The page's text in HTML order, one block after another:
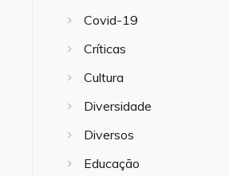
Covid-19
Críticas
Cultura
Diversidade
Diversos
Educação